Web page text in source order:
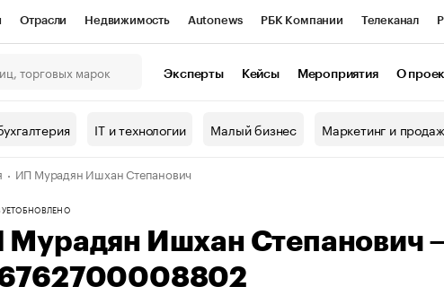
Отрасли Недвижимость Autonews РБК Компании Телеканал
Проверка контрагентов
валюты
Эксперты Кейсы Мероприятия О
IT и технологии Малый бизнес Маркетинг и
ИП Мурадян Ишхан Степанович
ОБНОВЛЕНО
Мурадян Ишхан